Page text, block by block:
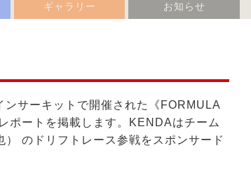
ギャラリー お知らせ
サーキットで開催された《FORMULA
ポートを掲載します。KENDAはチーム
） のドリフトレース参戦をスポンサード